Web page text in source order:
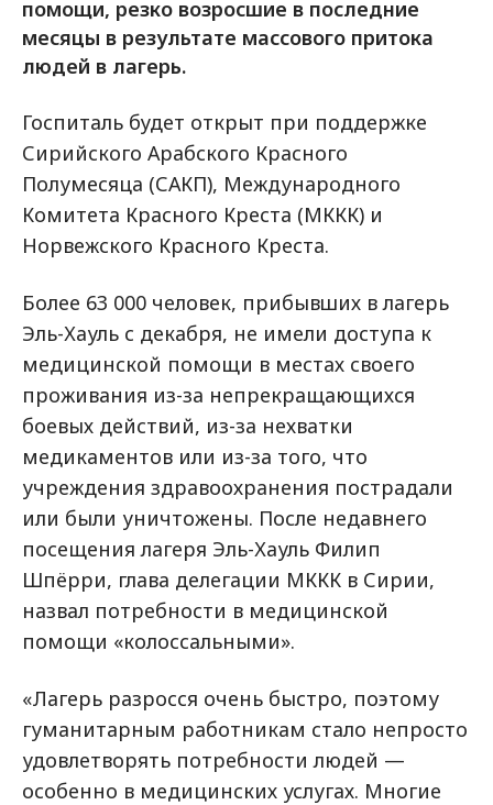
помощи, резко возросшие в последние
месяцы в результате массового притока
людей в лагерь.
Госпиталь будет открыт при поддержке
Сирийского Арабского Красного
Полумесяца (САКП), Международного
Комитета Красного Креста (МККК) и
Норвежского Красного Креста.
Более 63 000 человек, прибывших в лагерь
Эль-Хауль с декабря, не имели доступа к
медицинской помощи в местах своего
проживания из-за непрекращающихся
боевых действий, из-за нехватки
медикаментов или из-за того, что
учреждения здравоохранения пострадали
или были уничтожены. После недавнего
посещения лагеря Эль-Хауль Филип
Шпёрри, глава делегации МККК в Сирии,
назвал потребности в медицинской
помощи «колоссальными».
«Лагерь разросся очень быстро, поэтому
гуманитарным работникам стало непросто
удовлетворять потребности людей —
особенно в медицинских услугах. Многие